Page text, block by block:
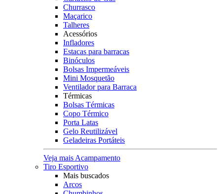
Churrasco
Maçarico
Talheres
Acessórios
Infladores
Estacas para barracas
Binóculos
Bolsas Impermeáveis
Mini Mosquetão
Ventilador para Barraca
Térmicas
Bolsas Térmicas
Copo Térmico
Porta Latas
Gelo Reutilizável
Geladeiras Portáteis
Veja mais Acampamento
Tiro Esportivo
Mais buscados
Arcos